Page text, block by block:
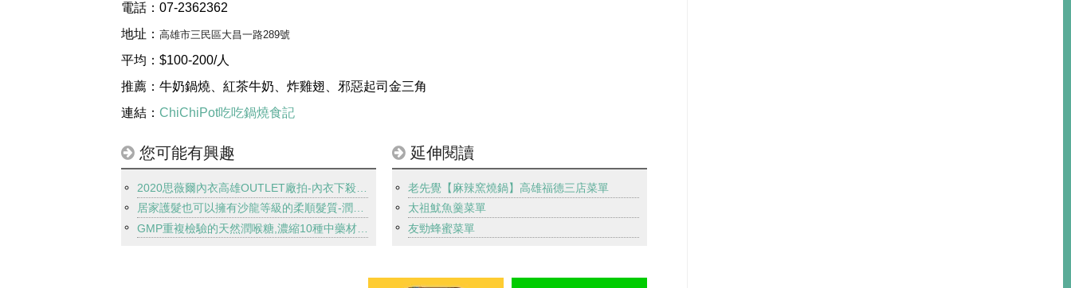
電話： 07-2362362
地址： 高雄市三民區大昌一路289號
平均： $100-200/人
推薦：牛奶鍋燒、紅茶牛奶、炸雞翅、邪惡起司金三角
連結： ChiChiPot吃吃鍋燒食記
您可能有興趣
居家護髮也可以擁有沙龍等級的柔順髮質-潤熙深層保濕香水護髮素
延伸閱讀
老先覺【麻辣窯燒鍋】高雄福德三店菜單
太祖魷魚羹菜單
友勁蜂蜜菜單